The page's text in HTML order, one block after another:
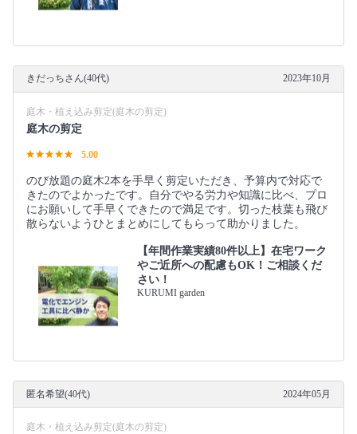
きだっちさん(40代) 2023年10月
庭木・植え込み剪定(庭木の剪定)
庭木の剪定
5.00
のび放題の庭木2本を手早く剪定いただき、予算内で対応で
きたのでよかったです。自分でやる労力や知識に比べ、プロ
にお願いして手早くできたので満足です。切った枝葉も飛び
散らないようひとまとめにしてもらって助かりました。
【年間作業実績80件以上】在宅ワーク
やご近所への配慮もOK！ご相談くだ
さい！
KURUMI garden
匿名希望(40代) 2024年05月
庭木・植え込み剪定(庭木の剪定)